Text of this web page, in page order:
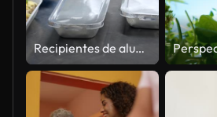
Recipientes de alumínio com comida de embalagem e rotulagem na fábrica de voo de restauração